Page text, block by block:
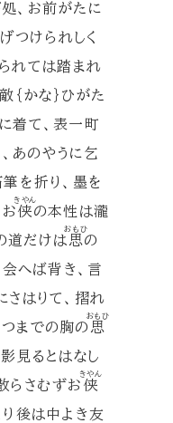
、お前がたに
つけられしく
れては踏まれ
｛かな｝ひがた
着て、表一町
あのやうに乞
を折り、墨を
侠
きやん
の本性は瀧
道だけは 思
おもひ
の
会へば背き、言
さはりて、摺れ
までの胸の 思
おもひ
見るとはなし
らさむずお 侠
きやん
後は中よき友